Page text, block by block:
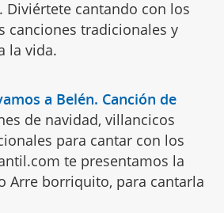
Diviértete cantando con los
canciones tradicionales y
la vida.
a Belén. Canción de
de navidad, villancicos
para cantar con los
te presentamos la
Arre borriquito, para cantarla